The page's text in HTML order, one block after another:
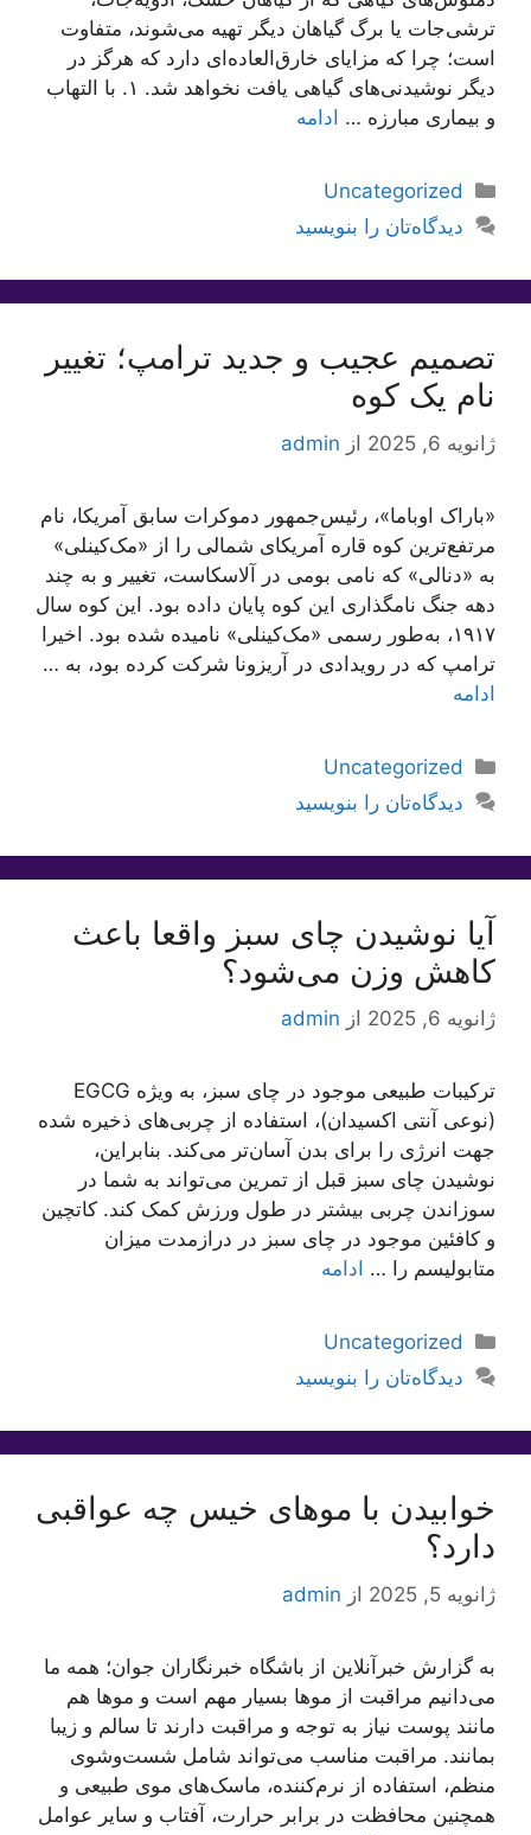
ترشی‌جات یا برگ گیاهان دیگر تهیه می‌شوند، متفاوت
است؛ چرا که مزایای خارق‌العاده‌ای دارد که هرگز در
دیگر نوشیدنی‌های گیاهی یافت نخواهد شد. ۱. با التهاب
و بیماری مبارزه … ادامه
دسته‌ها
Uncategorized
دیدگاه‌تان را بنویسید
تصمیم عجیب و جدید ترامپ؛ تغییر
نام یک کوه
ژانویه 6, 2025 از admin
«باراک اوباما»، رئیس‌جمهور دموکرات سابق آمریکا، نام
مرتفع‌ترین کوه قاره آمریکای شمالی را از «مک‌کینلی»
به «دنالی» که نامی بومی در آلاسکاست، تغییر و به چند
دهه جنگ نامگذاری این کوه پایان داده بود. این کوه سال
۱۹۱۷، به‌طور رسمی «مک‌کینلی» نامیده شده بود. اخیرا
ترامپ که در رویدادی در آریزونا شرکت کرده بود، به …
ادامه
دسته‌ها
Uncategorized
دیدگاه‌تان را بنویسید
آیا نوشیدن چای سبز واقعا باعث
کاهش وزن می‌شود؟
ژانویه 6, 2025 از admin
ترکیبات طبیعی موجود در چای سبز، به ویژه EGCG
(نوعی آنتی اکسیدان)، استفاده از چربی‌های ذخیره شده
جهت انرژی را برای بدن آسان‌تر می‌کند. بنابراین،
نوشیدن چای سبز قبل از تمرین می‌تواند به شما در
سوزاندن چربی بیشتر در طول ورزش کمک کند. کاتچین
و کافئین موجود در چای سبز در درازمدت میزان
متابولیسم را … ادامه
دسته‌ها
Uncategorized
دیدگاه‌تان را بنویسید
خوابیدن با موهای خیس چه عواقبی
دارد؟
ژانویه 5, 2025 از admin
به گزارش خبرآنلاین از باشگاه خبرنگاران جوان؛ همه ما
می‌دانیم مراقبت از موها بسیار مهم است و موها هم
مانند پوست نیاز به توجه و مراقبت دارند تا سالم و زیبا
بمانند. مراقبت مناسب می‌تواند شامل شست‌وشوی
منظم، استفاده از نرم‌کننده، ماسک‌های موی طبیعی و
همچنین محافظت در برابر حرارت، آفتاب و سایر عوامل